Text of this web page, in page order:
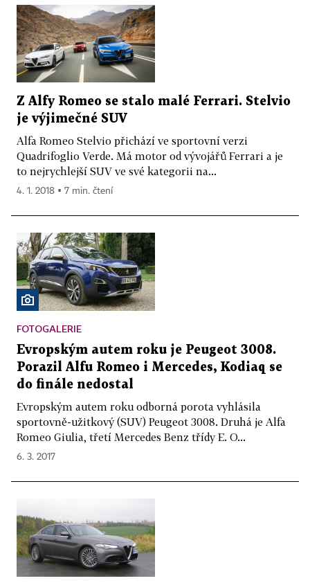
Z Alfy Romeo se stalo malé Ferrari. Stelvio
je výjimečné SUV
Alfa Romeo Stelvio přichází ve sportovní verzi
Quadrifoglio Verde. Má motor od vývojářů Ferrari a je
to nejrychlejší SUV ve své kategorii na...
4. 1. 2018 ▪ 7 min. čtení
FOTOGALERIE
Evropským autem roku je Peugeot 3008.
Porazil Alfu Romeo i Mercedes, Kodiaq se
do finále nedostal
Evropským autem roku odborná porota vyhlásila
sportovně-užitkový (SUV) Peugeot 3008. Druhá je Alfa
Romeo Giulia, třetí Mercedes Benz třídy E. O...
6. 3. 2017